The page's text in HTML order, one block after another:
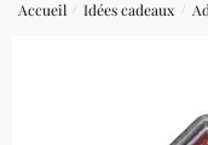
Accueil Idées cadeaux